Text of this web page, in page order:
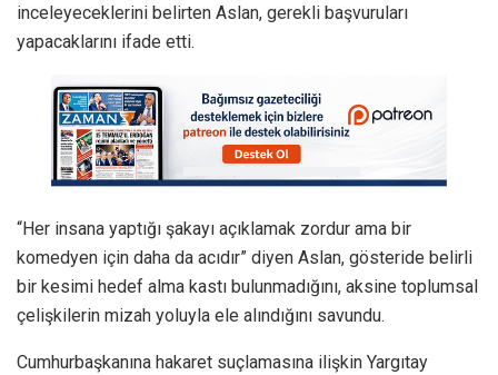
inceleyeceklerini belirten Aslan, gerekli başvuruları
yapacaklarını ifade etti.
“Her insana yaptığı şakayı açıklamak zordur ama bir
komedyen için daha da acıdır” diyen Aslan, gösteride belirli
bir kesimi hedef alma kastı bulunmadığını, aksine toplumsal
çelişkilerin mizah yoluyla ele alındığını savundu.
Cumhurbaşkanına hakaret suçlamasına ilişkin Yargıtay